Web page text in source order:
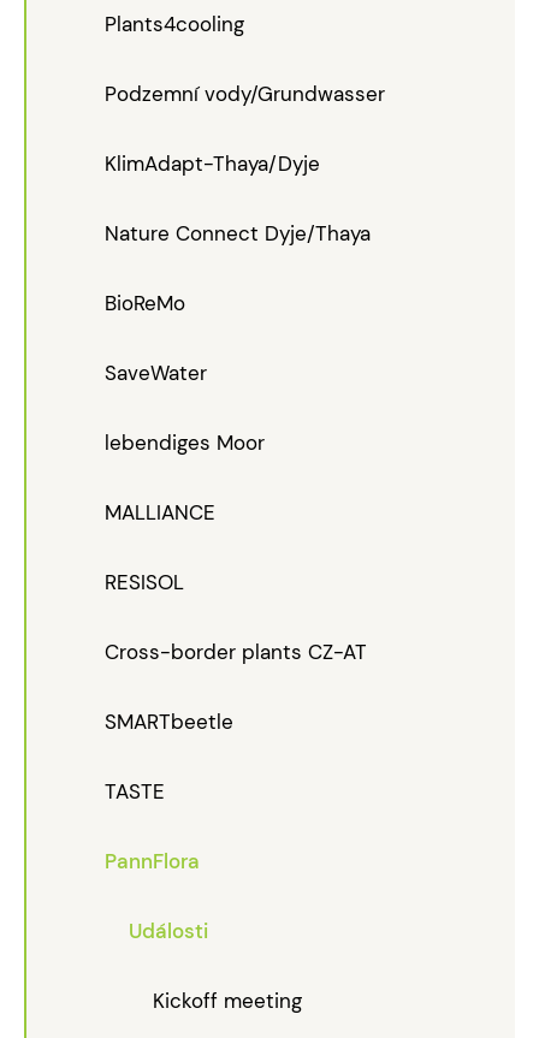
Plants4cooling
Podzemní vody/Grundwasser
KlimAdapt-Thaya/Dyje
Nature Connect Dyje/Thaya
BioReMo
SaveWater
lebendiges Moor
MALLIANCE
RESISOL
Cross-border plants CZ-AT
SMARTbeetle
TASTE
PannFlora
Události
Kickoff meeting